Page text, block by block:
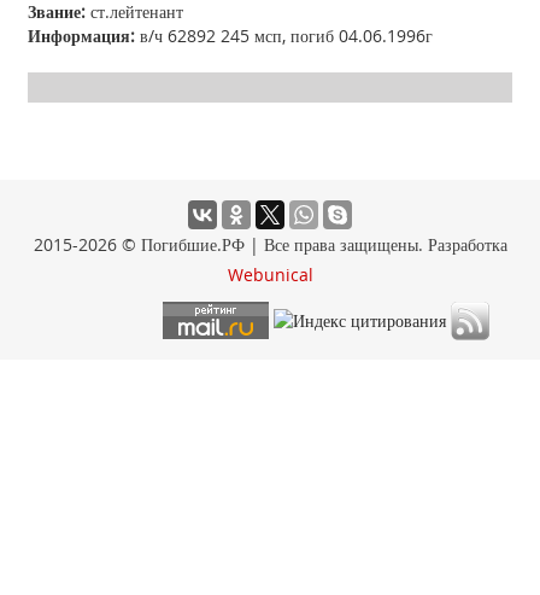
Звание: ст.лейтенант
Информация: в/ч 62892 245 мсп, погиб 04.06.1996г
2015-2026 © Погибшие.РФ | Все права защищены. Разработка
Webunical